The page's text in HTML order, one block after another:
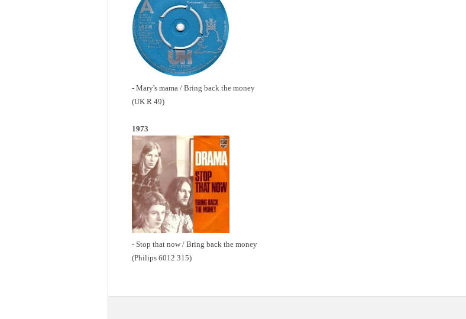
- Mary's mama / Bring back the money
(UK R 49)
1973
- Stop that now / Bring back the money
(Philips 6012 315)